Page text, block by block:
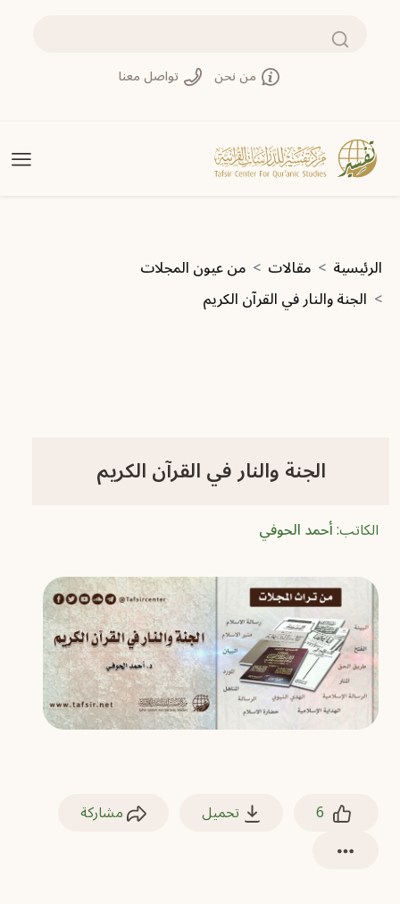
بحث
من نحن تواصل معنا
مسار التنقل
الرئيسية مقالات
من عيون المجلات
الجنة والنار في القرآن الكريم
الجنة والنار في القرآن الكريم
الكاتب:أحمد الحوفي
6 تحميل مشاركة